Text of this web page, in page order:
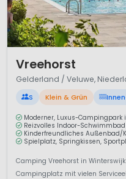
Vreehorst
Gelderland / Veluwe,
S Klein & Grün
Moderner, Luxus-Campingpark
Reizvolles Indoor-Schwimmbad
Kinderfreundliches Außenbad/
Spielplatz, Springkissen,
Camping Vreehorst in
Campingplatz mit vielen